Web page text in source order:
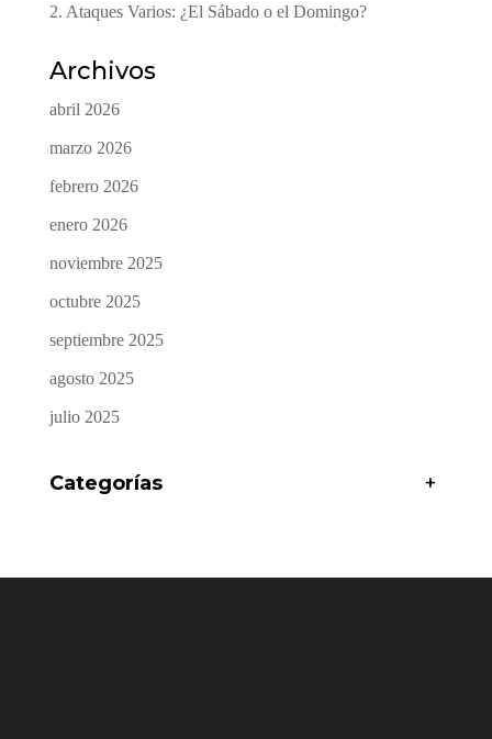
2. Ataques Varios: ¿El Sábado o el Domingo?
Archivos
abril 2026
marzo 2026
febrero 2026
enero 2026
noviembre 2025
octubre 2025
septiembre 2025
agosto 2025
julio 2025
Categorías +